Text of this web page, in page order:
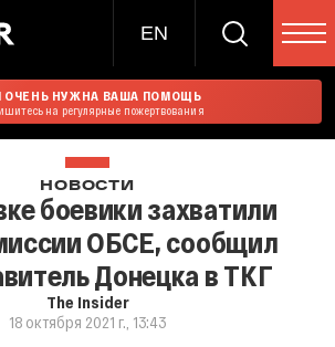
EN
ОЧЕНЬ НУЖНА ВАША ПОМОЩЬ
на регулярные пожертвования
НОВОСТИ
боевики захватили
ОБСЕ, сообщил
Донецка в ТКГ
The Insider
18 октября 2021 г., 13:43